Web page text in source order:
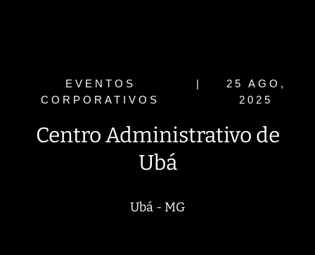
EVENTOS
CORPORATIVOS
|
25 AGO,
2025
Centro Administrativo de
Ubá
Ubá - MG